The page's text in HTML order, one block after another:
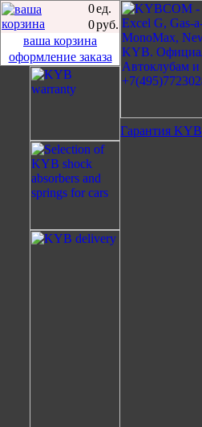
0ед.
0руб.
ваша корзина
оформление заказа
Гарантия KYB